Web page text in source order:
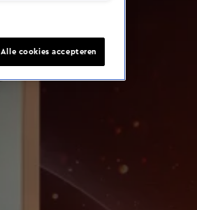
Alle cookies accepteren